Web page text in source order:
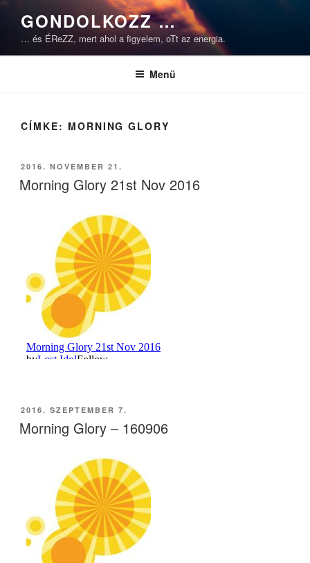
Tartalomhoz
GONDOLKOZZ …
… és ÉReZZ, mert ahol a figyelem, oTt az energia.
Menü
CÍMKE: MORNING GLORY
BEKÜLDVE:
2016. NOVEMBER 21.
Morning Glory 21st Nov 2016
BEKÜLDVE:
2016. SZEPTEMBER 7.
Morning Glory – 160906